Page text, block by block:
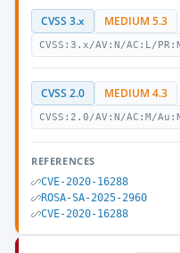
CVSS 3.x MEDIUM 5.3
CVSS:3.x/AV:N/AC:L/
CVSS 2.0 MEDIUM 4.3
CVSS:2.0/AV:N/AC:M/
REFERENCES
CVE-2020-16288
ROSA-SA-2025-2960
CVE-2020-16288